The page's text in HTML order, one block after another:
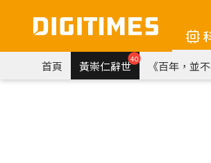
首頁 黃崇仁辭世40 《百年，並